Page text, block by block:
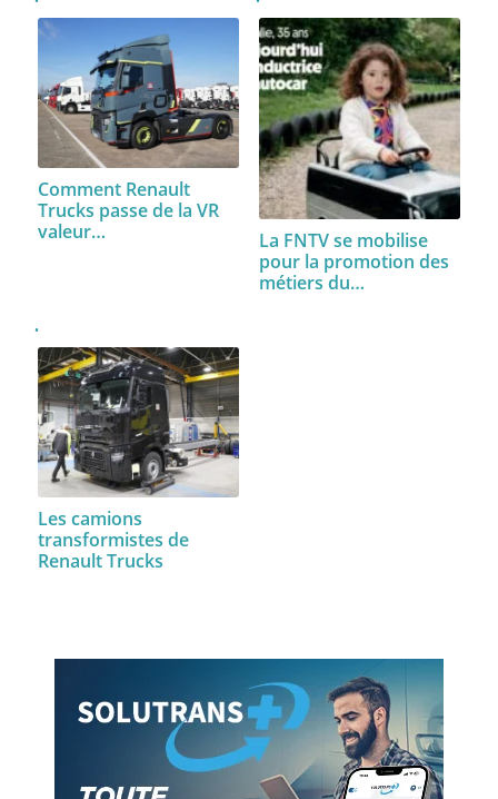
Comment Renault
Trucks passe de la VR
valeur…
La FNTV se mobilise
pour la promotion des
métiers du…
Les camions
transformistes de
Renault Trucks